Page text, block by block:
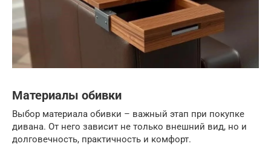
Материалы обивки
Выбор материала обивки – важный этап при покупке
дивана. От него зависит не только внешний вид, но и
долговечность, практичность и комфорт.